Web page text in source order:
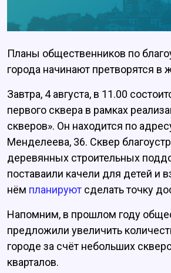
Планы общественников по
города начинают претворятся в
Завтра, 4 августа, в 11.00
первого сквера в рамках
скверов». Он находится по
Менделеева, 36. Сквер
деревянных строительных
поставаили качели для детей и
нём планируют сделать точку
Напомним, в прошлом году
предложили увеличить
городе за счёт небольших
кварталов.